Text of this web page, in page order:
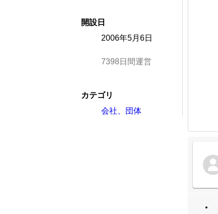
開設日
2006年5月6日
7398日間運営
カテゴリ
会社、団体